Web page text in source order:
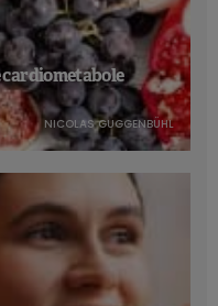
NICOLAS GUGGENBÜHL